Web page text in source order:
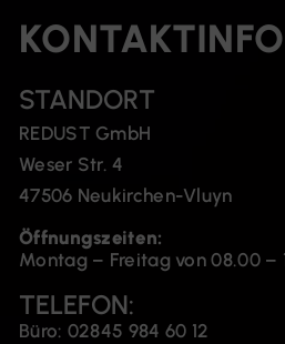
STANDORT
REDUST GmbH
Weser Str. 4
47506 Neukirchen-Vluyn
Öffnungszeiten:
Montag – Freitag von 08.00 –
TELEFON:
Büro: 02845 984 60 12